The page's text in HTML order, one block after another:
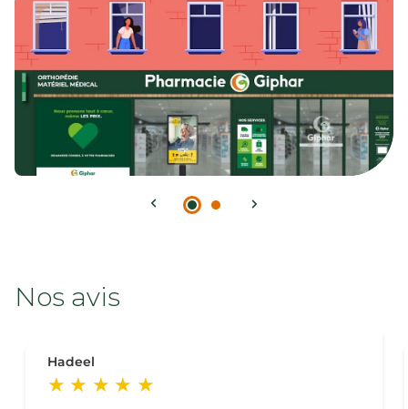
Nos avis
Hadeel